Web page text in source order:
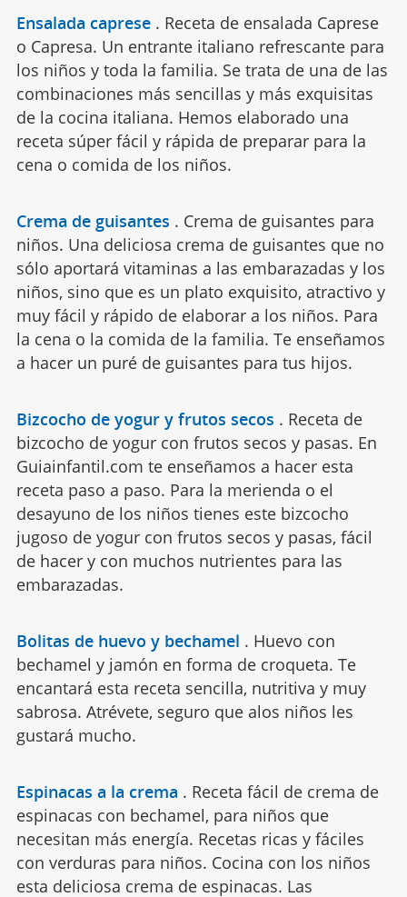
Ensalada caprese . Receta de ensalada Caprese
o Capresa. Un entrante italiano refrescante para
los niños y toda la familia. Se trata de una de las
combinaciones más sencillas y más exquisitas
de la cocina italiana. Hemos elaborado una
receta súper fácil y rápida de preparar para la
cena o comida de los niños.
Crema de guisantes . Crema de guisantes para
niños. Una deliciosa crema de guisantes que no
sólo aportará vitaminas a las embarazadas y los
niños, sino que es un plato exquisito, atractivo y
muy fácil y rápido de elaborar a los niños. Para
la cena o la comida de la familia. Te enseñamos
a hacer un puré de guisantes para tus hijos.
Bizcocho de yogur y frutos secos . Receta de
bizcocho de yogur con frutos secos y pasas. En
Guiainfantil.com te enseñamos a hacer esta
receta paso a paso. Para la merienda o el
desayuno de los niños tienes este bizcocho
jugoso de yogur con frutos secos y pasas, fácil
de hacer y con muchos nutrientes para las
embarazadas.
Bolitas de huevo y bechamel . Huevo con
bechamel y jamón en forma de croqueta. Te
encantará esta receta sencilla, nutritiva y muy
sabrosa. Atrévete, seguro que alos niños les
gustará mucho.
Espinacas a la crema . Receta fácil de crema de
espinacas con bechamel, para niños que
necesitan más energía. Recetas ricas y fáciles
con verduras para niños. Cocina con los niños
esta deliciosa crema de espinacas. Las